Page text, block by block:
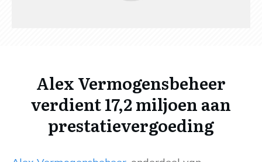
Alex Vermogensbeheer
verdient 17,2 miljoen aan
prestatievergoeding